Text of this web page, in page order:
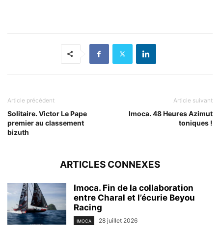
Article précédent
Solitaire. Victor Le Pape
premier au classement
bizuth
Article suivant
Imoca. 48 Heures Azimut
toniques !
ARTICLES CONNEXES
Imoca. Fin de la collaboration
entre Charal et l’écurie Beyou
Racing
IMOCA 28 juillet 2026